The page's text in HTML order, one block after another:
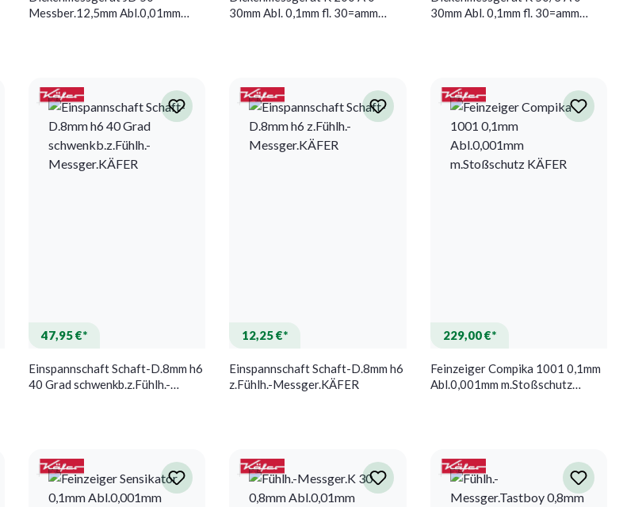
Messber.12,5mm Abl.0,01mm
30mm Abl. 0,1mm fl. 30=amm
30mm Abl. 0,1mm fl. 30=amm
47,95 €*
Einspannschaft Schaft-D.8mm h6
40 Grad schwenkb.z.Fühlh.-
12,25 €*
Einspannschaft Schaft-D.8mm h6
z.Fühlh.-Messger.KÄFER
229,00 €*
Feinzeiger Compika 1001 0,1mm
Abl.0,001mm m.Stoßschutz